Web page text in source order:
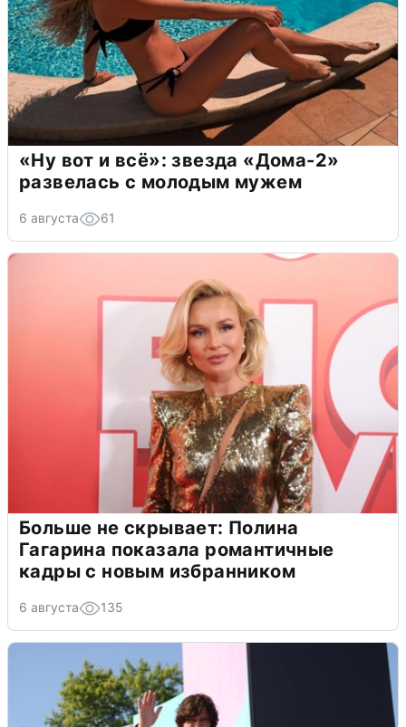
«Ну вот и всё»: звезда «Дома-2»
развелась с молодым мужем
6 августа 61
Больше не скрывает: Полина
Гагарина показала романтичные
кадры с новым избранником
6 августа 135